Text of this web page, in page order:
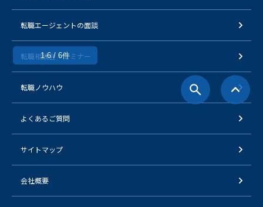
1-6 / 6件
転職エージェントの面談
転職相談会・セミナー
転職ノウハウ
よくあるご質問
サイトマップ
会社概要